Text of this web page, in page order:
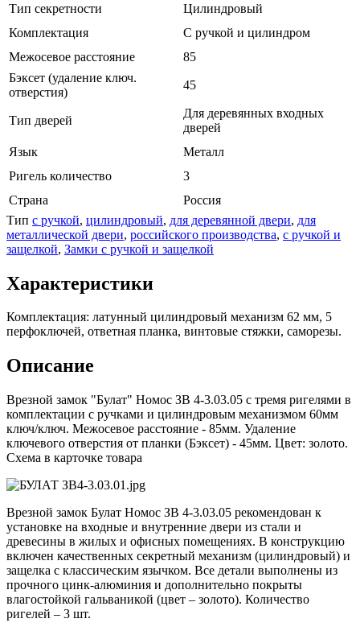
Тип секретности
Цилиндровый
Комплектация
С ручкой и цилиндром
Межосевое расстояние
85
Бэксет (удаление ключ.
отверстия)
45
Тип дверей
Для деревянных входных
дверей
Язык
Металл
Ригель количество
3
Страна
Россия
Тип с ручкой, цилиндровый, для деревянной двери, для
металлической двери, российского производства, с ручкой и
защелкой, Замки с ручкой и защелкой
Характеристики
Комплектация: латунный цилиндровый механизм 62 мм, 5
перфоключей, ответная планка, винтовые стяжки, саморезы.
Описание
Врезной замок "Булат" Номос ЗВ 4-3.03.05 с тремя ригелями в
комплектации с ручками и цилиндровым механизмом 60мм
ключ/ключ. Межосевое расстояние - 85мм. Удаление
ключевого отверстия от планки (Бэксет) - 45мм. Цвет: золото.
Схема в карточке товара
Врезной замок Булат Номос ЗВ 4-3.03.05 рекомендован к
установке на входные и внутренние двери из стали и
древесины в жилых и офисных помещениях. В конструкцию
включен качественных секретный механизм (цилиндровый) и
защелка с классическим язычком. Все детали выполнены из
прочного цинк-алюминия и дополнительно покрыты
влагостойкой гальваникой (цвет – золото). Количество
ригелей – 3 шт.